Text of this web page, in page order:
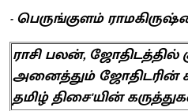
- பெருங்குளம்
ராசி பலன், ஜோதிடத்தில்
அனைத்தும் ஜோதிடரின்
தமிழ் திசை'யின்